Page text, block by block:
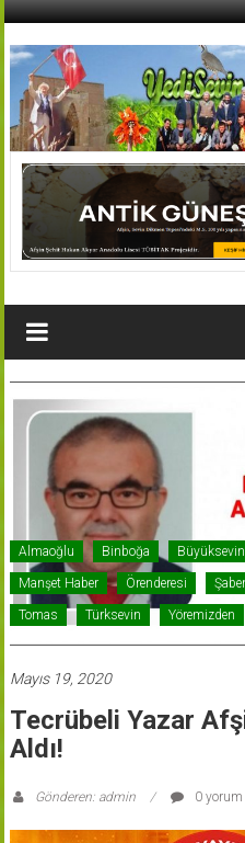
İçeriğe
AFŞİN
YEDİSEVİN
HABER
Köyleri
Haber
Portalı
Almaoğlu Binboğa Büyüksevin
Manşet Haber Örenderesi
Tomas Türksevin Yöremizden
Mayıs 19, 2020
Tecrübeli Yazar
Aldı!
Gönderen: admin 0 yorum